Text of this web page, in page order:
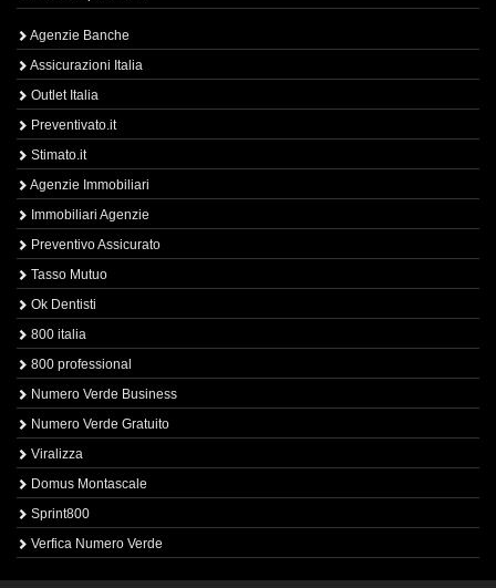
Agenzie Banche
Assicurazioni Italia
Outlet Italia
Preventivato.it
Stimato.it
Agenzie Immobiliari
Immobiliari Agenzie
Preventivo Assicurato
Tasso Mutuo
Ok Dentisti
800 italia
800 professional
Numero Verde Business
Numero Verde Gratuito
Viralizza
Domus Montascale
Sprint800
Verfica Numero Verde